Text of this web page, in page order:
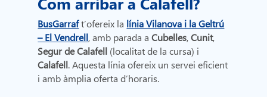
BusGarraft’ofereix la línia Vilanova i la Geltrú
– El Vendrell, amb parada aCubelles,Cunit,
Segur de Calafell (localitat de la cursa) i
Calafell. Aquesta línia ofereix un servei eficient
i amb àmplia oferta d’horaris.